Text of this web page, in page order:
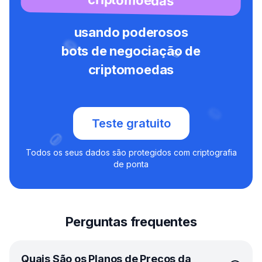
usando poderosos
bots de negociação de
criptomoedas
Teste gratuito
Todos os seus dados são protegidos com criptografia
de ponta
Perguntas frequentes
Quais São os Planos de Preços da